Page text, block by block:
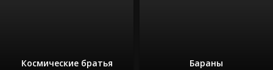
Космические братья Бараны